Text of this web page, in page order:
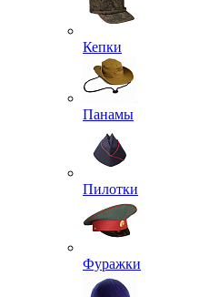
Кепки
Панамы
Пилотки
Фуражки